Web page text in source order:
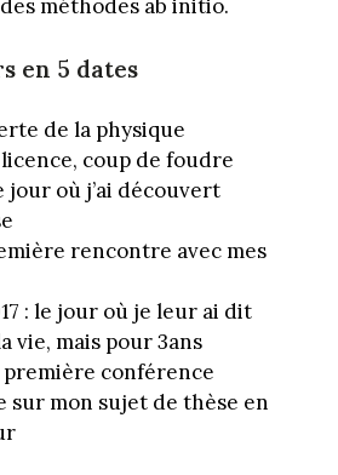
méthodes ab initio.
en 5 dates
de la physique
coup de foudre
jour où j’ai découvert
rencontre avec mes
: le jour où je leur ai dit
vie, mais pour 3ans
première conférence
mon sujet de thèse en